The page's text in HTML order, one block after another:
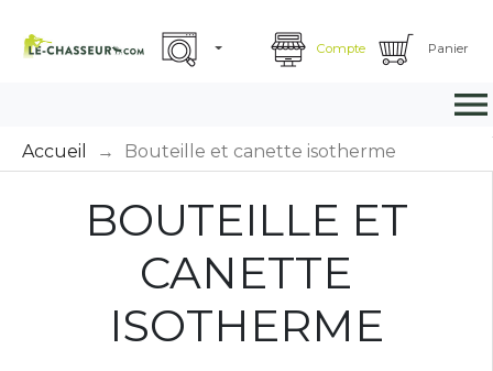
Compte Panier

Accueil Bouteille et canette isotherme
BOUTEILLE ET
CANETTE
ISOTHERME